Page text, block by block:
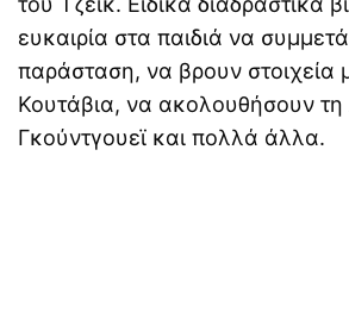
ευκαιρία στα παιδιά να
παράσταση, να βρουν στοιχεία
Κουτάβια, να ακολουθήσουν
Γκούντγουεϊ και πολλά άλλα.